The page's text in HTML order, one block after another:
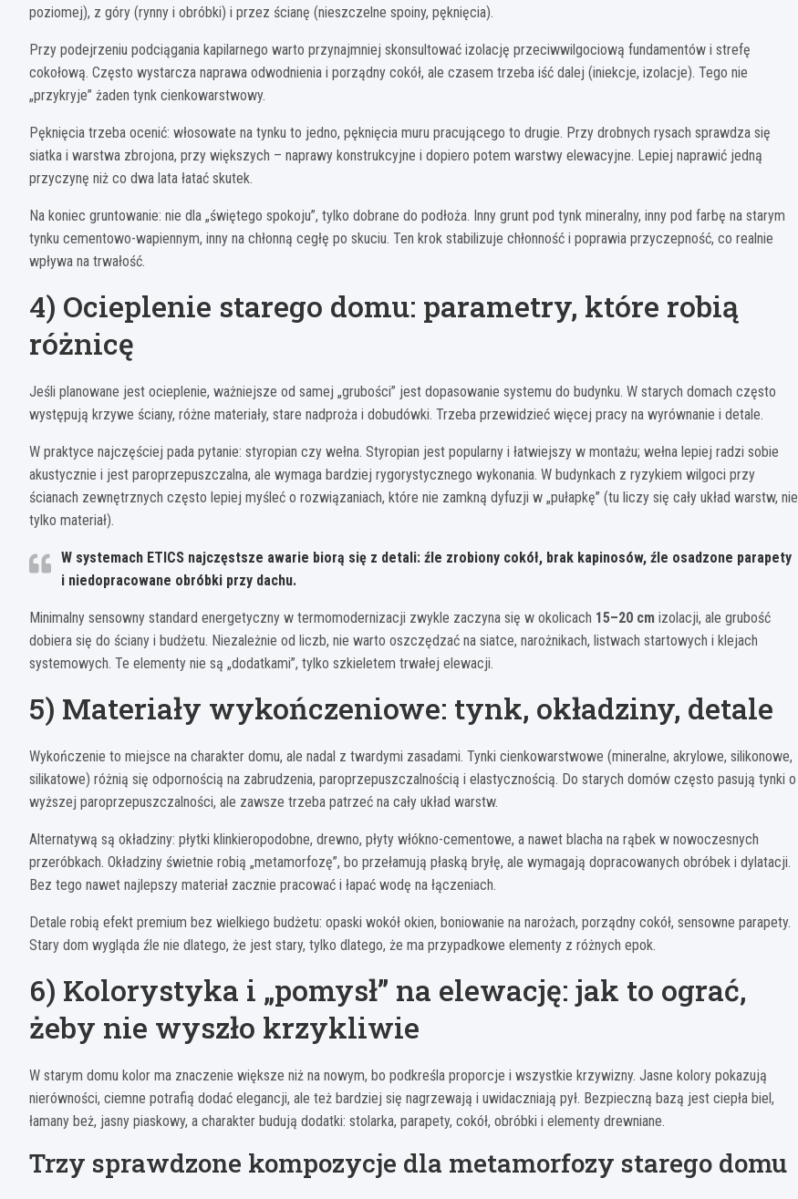
poziomej), z góry (rynny i obróbki) i przez ścianę (nieszczelne spoiny, pęknięcia).
Przy podejrzeniu podciągania kapilarnego warto przynajmniej skonsultować izolację przeciwwilgociową fundamentów i strefę
cokołową. Często wystarcza naprawa odwodnienia i porządny cokół, ale czasem trzeba iść dalej (iniekcje, izolacje). Tego nie
„przykryje” żaden tynk cienkowarstwowy.
Pęknięcia trzeba ocenić: włosowate na tynku to jedno, pęknięcia muru pracującego to drugie. Przy drobnych rysach sprawdza się
siatka i warstwa zbrojona, przy większych – naprawy konstrukcyjne i dopiero potem warstwy elewacyjne. Lepiej naprawić jedną
przyczynę niż co dwa lata łatać skutek.
Na koniec gruntowanie: nie dla „świętego spokoju”, tylko dobrane do podłoża. Inny grunt pod tynk mineralny, inny pod farbę na starym
tynku cementowo-wapiennym, inny na chłonną cegłę po skuciu. Ten krok stabilizuje chłonność i poprawia przyczepność, co realnie
wpływa na trwałość.
4) Ocieplenie starego domu: parametry, które robią
różnicę
Jeśli planowane jest ocieplenie, ważniejsze od samej „grubości” jest dopasowanie systemu do budynku. W starych domach często
występują krzywe ściany, różne materiały, stare nadproża i dobudówki. Trzeba przewidzieć więcej pracy na wyrównanie i detale.
W praktyce najczęściej pada pytanie: styropian czy wełna. Styropian jest popularny i łatwiejszy w montażu; wełna lepiej radzi sobie
akustycznie i jest paroprzepuszczalna, ale wymaga bardziej rygorystycznego wykonania. W budynkach z ryzykiem wilgoci przy
ścianach zewnętrznych często lepiej myśleć o rozwiązaniach, które nie zamkną dyfuzji w „pułapkę” (tu liczy się cały układ warstw, nie
tylko materiał).
W systemach ETICS najczęstsze awarie biorą się z detali: źle zrobiony cokół, brak kapinosów, źle osadzone parapety
i niedopracowane obróbki przy dachu.
Minimalny sensowny standard energetyczny w termomodernizacji zwykle zaczyna się w okolicach 15–20 cm izolacji, ale grubość
dobiera się do ściany i budżetu. Niezależnie od liczb, nie warto oszczędzać na siatce, narożnikach, listwach startowych i klejach
systemowych. Te elementy nie są „dodatkami”, tylko szkieletem trwałej elewacji.
5) Materiały wykończeniowe: tynk, okładziny, detale
Wykończenie to miejsce na charakter domu, ale nadal z twardymi zasadami. Tynki cienkowarstwowe (mineralne, akrylowe, silikonowe,
silikatowe) różnią się odpornością na zabrudzenia, paroprzepuszczalnością i elastycznością. Do starych domów często pasują tynki o
wyższej paroprzepuszczalności, ale zawsze trzeba patrzeć na cały układ warstw.
Alternatywą są okładziny: płytki klinkieropodobne, drewno, płyty włókno-cementowe, a nawet blacha na rąbek w nowoczesnych
przeróbkach. Okładziny świetnie robią „metamorfozę”, bo przełamują płaską bryłę, ale wymagają dopracowanych obróbek i dylatacji.
Bez tego nawet najlepszy materiał zacznie pracować i łapać wodę na łączeniach.
Detale robią efekt premium bez wielkiego budżetu: opaski wokół okien, boniowanie na narożach, porządny cokół, sensowne parapety.
Stary dom wygląda źle nie dlatego, że jest stary, tylko dlatego, że ma przypadkowe elementy z różnych epok.
6) Kolorystyka i „pomysł” na elewację: jak to ograć,
żeby nie wyszło krzykliwie
W starym domu kolor ma znaczenie większe niż na nowym, bo podkreśla proporcje i wszystkie krzywizny. Jasne kolory pokazują
nierówności, ciemne potrafią dodać elegancji, ale też bardziej się nagrzewają i uwidaczniają pył. Bezpieczną bazą jest ciepła biel,
łamany beż, jasny piaskowy, a charakter budują dodatki: stolarka, parapety, cokół, obróbki i elementy drewniane.
Trzy sprawdzone kompozycje dla metamorfozy starego domu